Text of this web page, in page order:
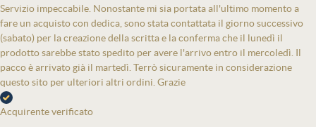
Servizio impeccabile. Nonostante mi sia portata all'ultimo momento a
fare un acquisto con dedica, sono stata contattata il giorno successivo
(sabato) per la creazione della scritta e la conferma che il lunedì il
prodotto sarebbe stato spedito per avere l'arrivo entro il mercoledì. Il
pacco è arrivato già il martedì. Terrò sicuramente in considerazione
questo sito per ulteriori altri ordini. Grazie
Acquirente verificato